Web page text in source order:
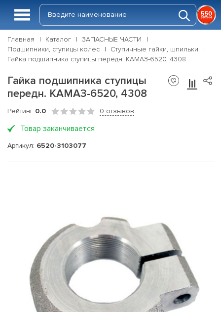
Главная Каталог
ЗАПАСНЫЕ ЧАСТИ
Подшипники, ступицы колес
Ступичные гайки, шпильки
Гайка подшипника ступицы передн. КАМАЗ-6520, 4308
Гайка подшипника ступицы
передн. КАМАЗ-6520, 4308
Рейтинг 0.0 0 отзывов
Товар заканчивается
Артикул: 6520-3103077